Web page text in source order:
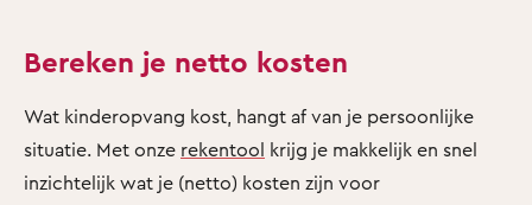
Bereken je netto kosten
Wat kinderopvang kost, hangt af van je persoonlijke
situatie. Met onze rekentool krijg je makkelijk en snel
inzichtelijk wat je (netto) kosten zijn voor